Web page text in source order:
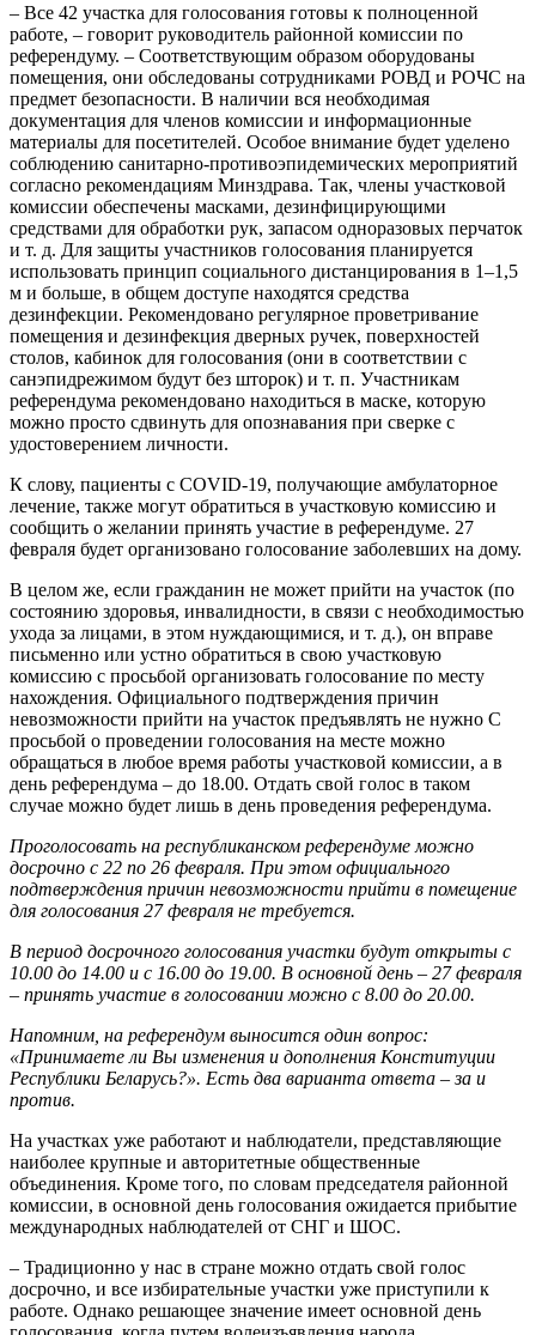
– Все 42 участка для голосования готовы к полноценной
работе, – говорит руководитель районной комиссии по
референдуму. – Соответствующим образом оборудованы
помещения, они обследованы сотрудниками РОВД и РОЧС на
предмет безопасности. В наличии вся необходимая
документация для членов комиссии и информационные
материалы для посетителей. Особое внимание будет уделено
соблюдению санитарно-противоэпидемических мероприятий
согласно рекомендациям Минздрава. Так, члены участковой
комиссии обеспечены масками, дезинфицирующими
средствами для обработки рук, запасом одноразовых перчаток
и т. д. Для защиты участников голосования планируется
использовать принцип социального дистанцирования в 1–1,5
м и больше, в общем доступе находятся средства
дезинфекции. Рекомендовано регулярное проветривание
помещения и дезинфекция дверных ручек, поверхностей
столов, кабинок для голосования (они в соответствии с
санэпидрежимом будут без шторок) и т. п. Участникам
референдума рекомендовано находиться в маске, которую
можно просто сдвинуть для опознавания при сверке с
удостоверением личности.
К слову, пациенты с COVID-19, получающие амбулаторное
лечение, также могут обратиться в участковую комиссию и
сообщить о желании принять участие в референдуме. 27
февраля будет организовано голосование заболевших на дому.
В целом же, если гражданин не может прийти на участок (по
состоянию здоровья, инвалидности, в связи с необходимостью
ухода за лицами, в этом нуждающимися, и т. д.), он вправе
письменно или устно обратиться в свою участковую
комиссию с просьбой организовать голосование по месту
нахождения. Официального подтверждения причин
невозможности прийти на участок предъявлять не нужно С
просьбой о проведении голосования на месте можно
обращаться в любое время работы участковой комиссии, а в
день референдума – до 18.00. Отдать свой голос в таком
случае можно будет лишь в день проведения референдума.
Проголосовать на республиканском референдуме можно
досрочно с 22 по 26 февраля. При этом официального
подтверждения причин невозможности прийти в помещение
для голосования 27 февраля не требуется.
В период досрочного голосования участки будут открыты с
10.00 до 14.00 и с 16.00 до 19.00. В основной день – 27 февраля
– принять участие в голосовании можно с 8.00 до 20.00.
Напомним, на референдум выносится один вопрос:
«Принимаете ли Вы изменения и дополнения Конституции
Республики Беларусь?». Есть два варианта ответа – за и
против.
На участках уже работают и наблюдатели, представляющие
наиболее крупные и авторитетные общественные
объединения. Кроме того, по словам председателя районной
комиссии, в основной день голосования ожидается прибытие
международных наблюдателей от СНГ и ШОС.
– Традиционно у нас в стране можно отдать свой голос
досрочно, и все избирательные участки уже приступили к
работе. Однако решающее значение имеет основной день